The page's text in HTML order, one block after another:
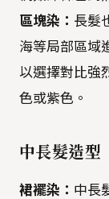
區塊染： 長髮
海等局部區域
以選擇對比強
色或紫色。
中長髮造型
裙襬染： 中長